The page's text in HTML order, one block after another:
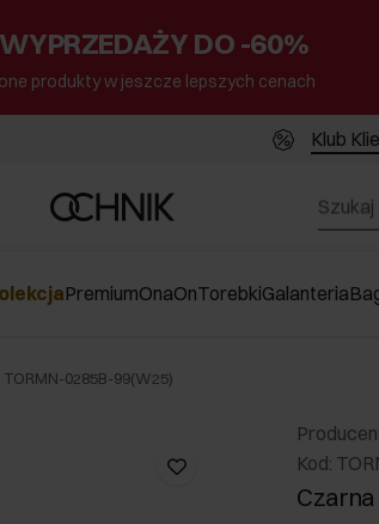
DO -60%
produkty w jeszcze lepszych cenach
Klub
PremiumOnaOnTorebkiGalanteria
0285B-99(W25)
Kod: